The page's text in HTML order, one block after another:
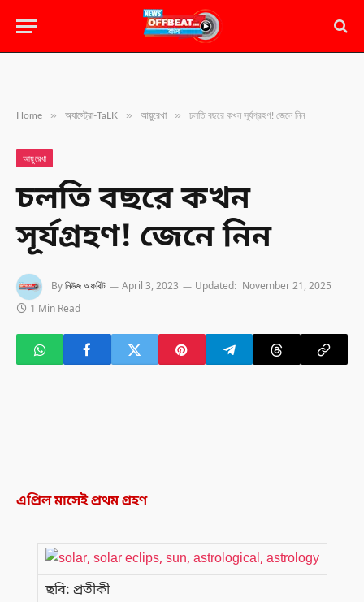
Home » অ্যাস্ট্রো-TaLK » আয়ুরেখা » চলতি বছরে কখন সূর্যগ্রহণ! জেনে নিন
আয়ুরেখা
চলতি বছরে কখন
সূর্যগ্রহণ! জেনে নিন
Byনিউজ অফবিট April 3, 2023 Updated: November 21, 2025
1 Min Read
এপ্রিল মাসেই প্রথম গ্রহণ
ছবি: প্রতীকী